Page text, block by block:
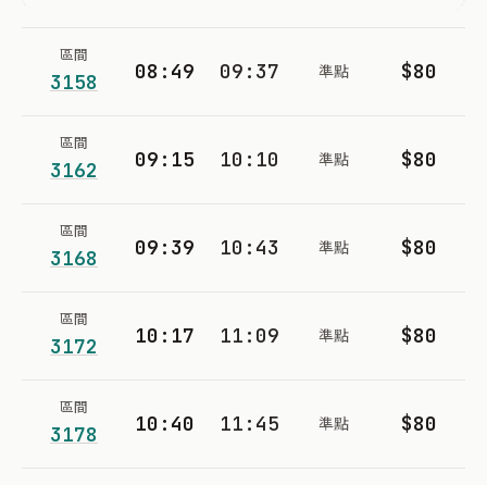
區間
3158 08:49 09:37 準點 $80
區間
3162 09:15 10:10 準點 $80
區間
3168 09:39 10:43 準點 $80
區間
3172 10:17 11:09 準點 $80
區間
3178 10:40 11:45 準點 $80